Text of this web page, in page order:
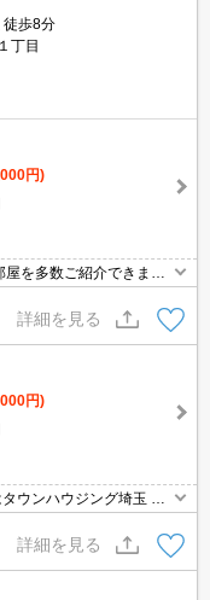
徒歩8分
丁目
円)
を多数ご紹介できます♪
問い合わせください！
詳細を見る
円)
ウンハウジング埼玉 所
詳細を見る